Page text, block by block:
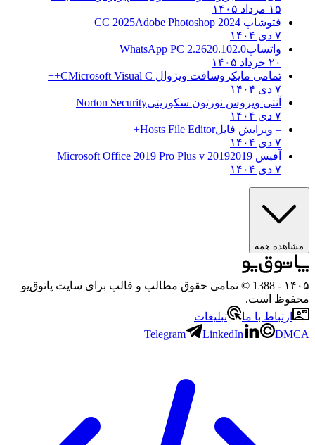
۱۵ مرداد ۱۴۰۵
فتوشاپ CC 2025 Adobe Photoshop 2024
۷ دی ۱۴۰۴
واتساپWhatsApp PC 2.2620.102.0
۲۰ خرداد ۱۴۰۵
تمامی مایکروسافت ویژوال C Microsoft Visual C++
۷ دی ۱۴۰۴
آنتی ویروس نورتون سکوریتیNorton Security
۷ دی ۱۴۰۴
– ویرایش فایلHosts File Editor+
۷ دی ۱۴۰۴
آفیس 2019 2019 Microsoft Office 2019 Pro Plus v
۷ دی ۱۴۰۴
مشاهده همه
۱۴۰۵
- 1388 © تمامی حقوق مطالب و قالب برای سایت پاتوق‌یو
محفوظ است.
ارتباط با ما
تبلیغات
Telegram
LinkedIn DMCA